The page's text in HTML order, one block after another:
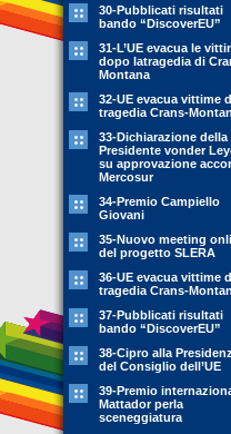
30-Pubblicati risultati
bando “DiscoverEU”
31-L’UE evacua le
dopo latragedia di
Montana
32-UE evacua vittime
tragedia Crans-
33-Dichiarazione della
Presidente vonder
su approvazione
Mercosur
34-Premio Campiello
Giovani
35-Nuovo meeting
del progetto SLERA
36-UE evacua vittime
tragedia Crans-
37-Pubblicati risultati
bando “DiscoverEU”
38-Cipro alla
del Consiglio dell’UE
39-Premio
Mattador perla
sceneggiatura